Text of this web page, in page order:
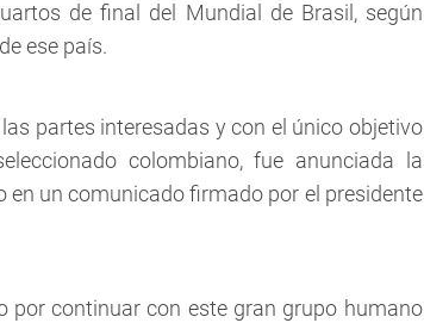
de final del Mundial de Brasil, según
ese país.
partes interesadas y con el único objetivo
colombiano, fue anunciada la
un comunicado firmado por el presidente
por continuar con este gran grupo humano